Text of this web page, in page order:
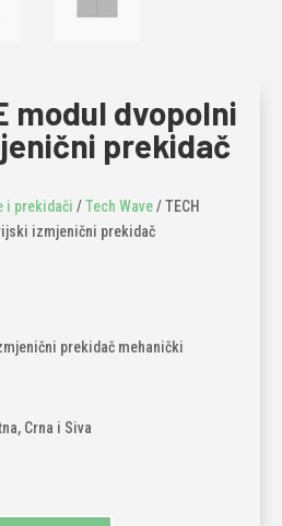
modul dvopolni
prekidač
i prekidači /Tech Wave/ TECH
izmjenični prekidač
prekidač mehanički
Crna i Siva